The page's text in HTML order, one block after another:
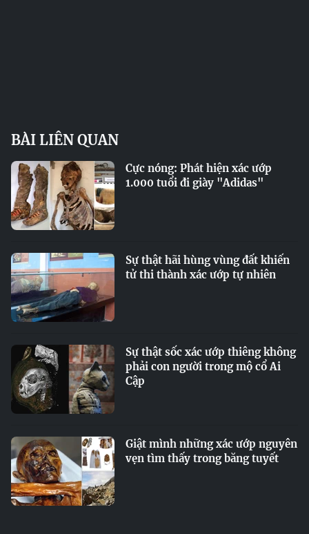
BÀI LIÊN QUAN
Cực nóng: Phát hiện xác ướp
1.000 tuổi đi giày "Adidas"
Sự thật hãi hùng vùng đất khiến
tử thi thành xác ướp tự nhiên
Sự thật sốc xác ướp thiêng không
phải con người trong mộ cổ Ai
Cập
Giật mình những xác ướp nguyên
vẹn tìm thấy trong băng tuyết